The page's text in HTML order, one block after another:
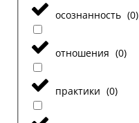
осознанность (0)
отношения (0)
практики (0)